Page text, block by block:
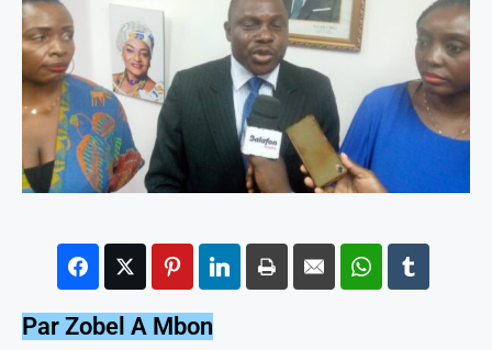
Par Zobel A Mbon